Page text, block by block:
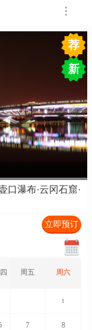
口瀑布·云冈石窟·
荐
新
立即预订
周五 周六
1
7 8